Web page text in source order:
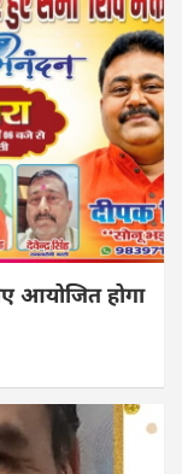
आयोजित होगा